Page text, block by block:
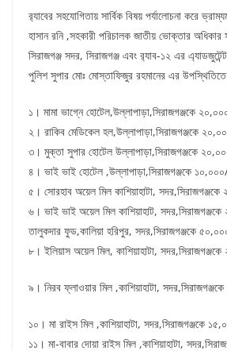
র‌্যাবের সহযোগিতায় সার্বিক বিষয় পর্যালোচনা করে
হাসান রনি ,সহকারী পরিচালক জাতীয় ভোক্তার অধিকার
সিরাজগঞ্জ সদর, সিরাজগঞ্জ এবং র‌্যাব-১২ এর
পুলিশ সুপার মোঃ মোস্তাফিজুর রহমানের এর উপস্থিতিতে
১। মামা ভাগ্নে হোটেল,উল্লাপাড়া,সিরাজগঞ্জকে
২। রাকিব মেডিকেল হল,উল্লাপাড়া,সিরাজগঞ্জকে
৩। মুক্তা সুপার হোটেল উল্লাপাড়া,সিরাজগঞ্জকে
৪। ভাই ভাই হোটেল ,উল্লাপাড়া,সিরাজগঞ্জকে
৫। সোরহাব অয়েল মিল কাশিয়াহাটা,
৬। ভাই ভাই অয়েল মিল কাশিয়াহাট,
তালুকদার ফুড,কালিয়া হরিপুর, সদর,সিরাজগঞ্জকে
৮। ইলিয়াস অয়েল মিল, কাশিয়াহাটা,
৯। নিরব ফ্লাওয়ার মিল ,কাশিয়াহাটা,
১০। মা রাইস মিল ,কাশিয়াহাটা, সদর,সিরাজগঞ্জকে
১১। মা-বাবার দোয়া রাইস মিল ,কাশিয়াহাটা,